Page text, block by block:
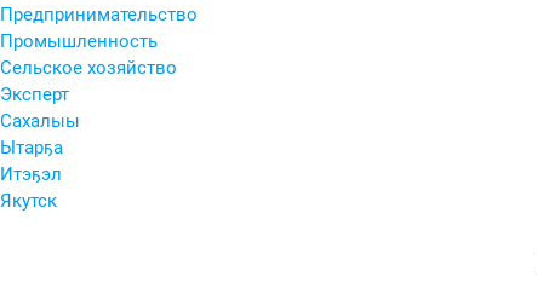
Предпринимательство
Промышленность
Сельское хозяйство
Эксперт
Сахалыы
Ытарҕа
Итэҕэл
Якутск